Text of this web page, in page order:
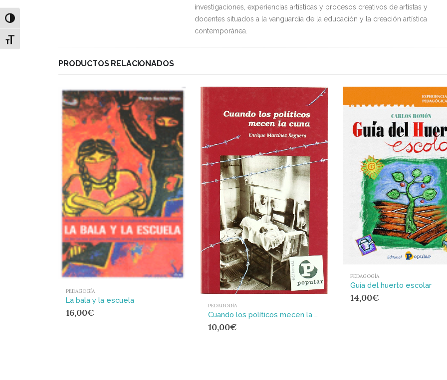
Alternar alto contraste
Alternar tamaño de letra
investigaciones, experiencias artísticas y procesos creativos de artistas y
docentes situados a la vanguardia de la educación y la creación artística
contemporánea.
PRODUCTOS RELACIONADOS
PEDAGOGÍA
La bala y la escuela
16,00€
PEDAGOGÍA
Cuando los políticos mecen la cuna
10,00€
PEDAGOGÍA
Guía del huerto escolar
14,00€